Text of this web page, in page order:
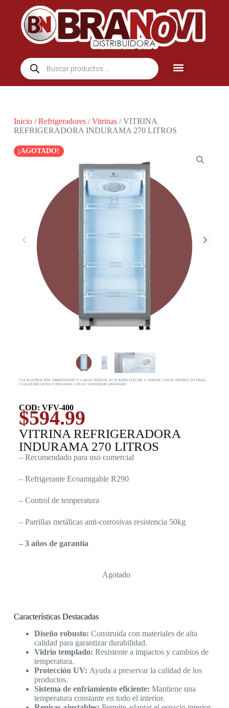
Inicio/Refrigeradores/Vitrinas/ VITRINA
REFRIGERADORA INDURAMA 270 LITROS
¡AGOTADO!
*LA ILUSTRACIÓN, DIMENSIONES Y CARACTERISTICAS PUEDEN LLEGAR A VARIAR CON EL PRODUCTO FINAL,
CUALQUIER DUDA CONSULTAR CON SU VENDEDOR ASIGNADO
COD: VFV-400
$594.99
VITRINA REFRIGERADORA
INDURAMA 270 LITROS
– Recomendado para uso comercial
– Refrigerante Ecoamigable R290
– Control de temperatura
– Parrillas metálicas anti-corrosivas resistencia 50kg
– 3 años de garantía
Agotado
Características Destacadas
Diseño robusto: Construida con materiales de alta
calidad para garantizar durabilidad.
Vidrio templado: Resistente a impactos y cambios de
temperatura.
Protección UV: Ayuda a preservar la calidad de los
productos.
Sistema de enfriamiento eficiente: Mantiene una
temperatura constante en todo el interior.